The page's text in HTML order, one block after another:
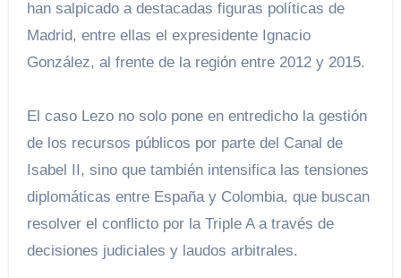
han salpicado a destacadas figuras políticas de
Madrid, entre ellas el expresidente Ignacio
González, al frente de la región entre 2012 y 2015.
El caso Lezo no solo pone en entredicho la gestión
de los recursos públicos por parte del Canal de
Isabel II, sino que también intensifica las tensiones
diplomáticas entre España y Colombia, que buscan
resolver el conflicto por la Triple A a través de
decisiones judiciales y laudos arbitrales.